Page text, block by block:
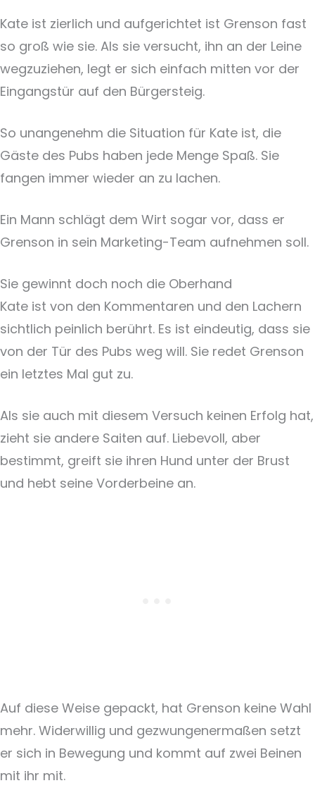
Kate ist zierlich und aufgerichtet ist Grenson fast
so groß wie sie. Als sie versucht, ihn an der Leine
wegzuziehen, legt er sich einfach mitten vor der
Eingangstür auf den Bürgersteig.
So unangenehm die Situation für Kate ist, die
Gäste des Pubs haben jede Menge Spaß. Sie
fangen immer wieder an zu lachen.
Ein Mann schlägt dem Wirt sogar vor, dass er
Grenson in sein Marketing-Team aufnehmen soll.
Sie gewinnt doch noch die Oberhand
Kate ist von den Kommentaren und den Lachern
sichtlich peinlich berührt. Es ist eindeutig, dass sie
von der Tür des Pubs weg will. Sie redet Grenson
ein letztes Mal gut zu.
Als sie auch mit diesem Versuch keinen Erfolg hat,
zieht sie andere Saiten auf. Liebevoll, aber
bestimmt, greift sie ihren Hund unter der Brust
und hebt seine Vorderbeine an.
Auf diese Weise gepackt, hat Grenson keine Wahl
mehr. Widerwillig und gezwungenermaßen setzt
er sich in Bewegung und kommt auf zwei Beinen
mit ihr mit.